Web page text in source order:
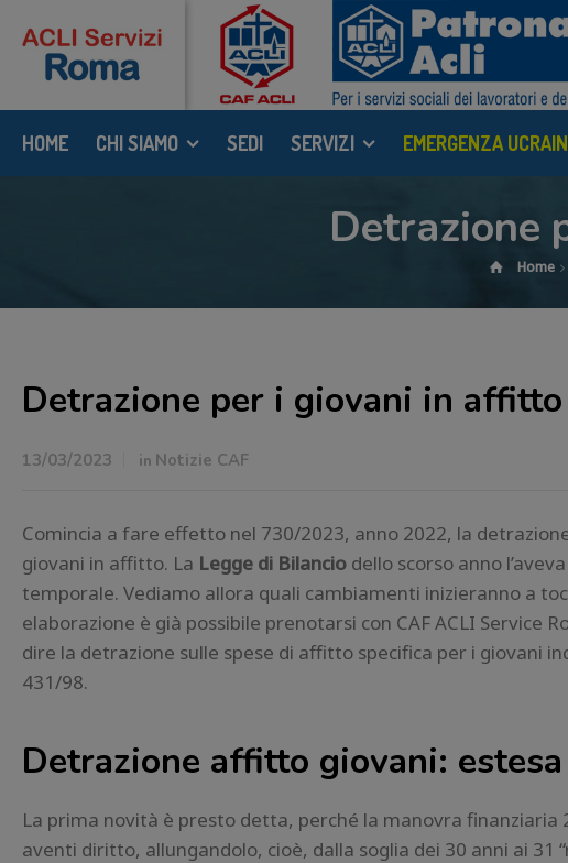
HOME CHI SIAMO SEDI SERVIZI EMERGENZA
Detrazione
Home
Detrazione per i giovani in
13/03/2023 in Notizie CAF
Comincia a fare effetto nel 730/2023, anno 2022, la
giovani in affitto. La Legge di Bilancio dello scorso anno
temporale. Vediamo allora quali cambiamenti inizieranno a
elaborazione è già possibile prenotarsi con CAF ACLI Service
dire la detrazione sulle spese di affitto specifica per i giovani
431/98.
Detrazione affitto giovani:
La prima novità è presto detta, perché la manovra
aventi diritto, allungandolo, cioè, dalla soglia dei 30 anni ai 31